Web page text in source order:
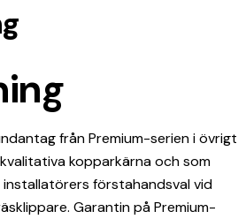
från Premium-serien i övrigt
kopparkärna och som
förstahandsval vid
Garantin på Premium-